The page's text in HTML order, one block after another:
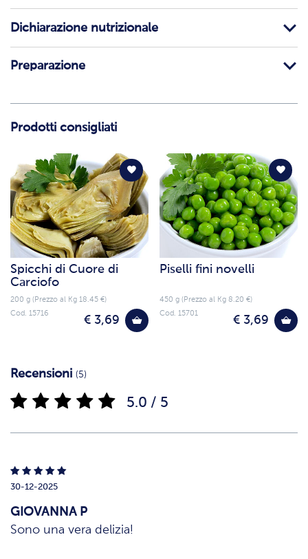
Dichiarazione nutrizionale
Preparazione
Prodotti consigliati
Spicchi di Cuore di
Carciofo
200 g (Prezzo al Kg 18.45 €)
€ 3,69
Cod. 15716
Piselli fini novelli
450 g (Prezzo al Kg 8.20 €)
€ 3,69
Cod. 15701
Recensioni (5)
5.0 / 5
30-12-2025
GIOVANNA P
Sono una vera delizia!